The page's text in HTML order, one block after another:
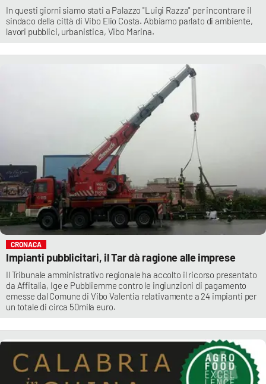
In questi giorni siamo stati a Palazzo "Luigi Razza" per incontrare il
sindaco della città di Vibo Elio Costa. Abbiamo parlato di ambiente,
lavori pubblici, urbanistica, Vibo Marina.
CRONACA
Impianti pubblicitari, il Tar dà ragione alle imprese
Il Tribunale amministrativo regionale ha accolto il ricorso presentato
da Affitalia, Ige e Pubbliemme contro le ingiunzioni di pagamento
emesse dal Comune di Vibo Valentia relativamente a 24 impianti per
un totale di circa 50mila euro.